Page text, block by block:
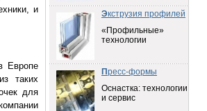
и
Европе
таких
для
Экструзия профилей
«Профильные»
технологии
Пресс-формы
Оснастка: технологии
и сервис